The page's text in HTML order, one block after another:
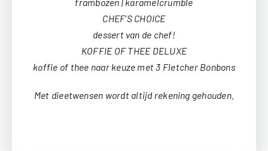
CHEF’S CHOICE
dessert van de chef!
KOFFIE OF THEE DELUXE
koffie of thee naar keuze met 3 Fletcher Bonbons
Met dieetwensen wordt altijd rekening gehouden.